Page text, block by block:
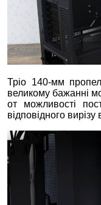
Тріо 140-мм
великому бажанні
от можливості
відповідного вирізу